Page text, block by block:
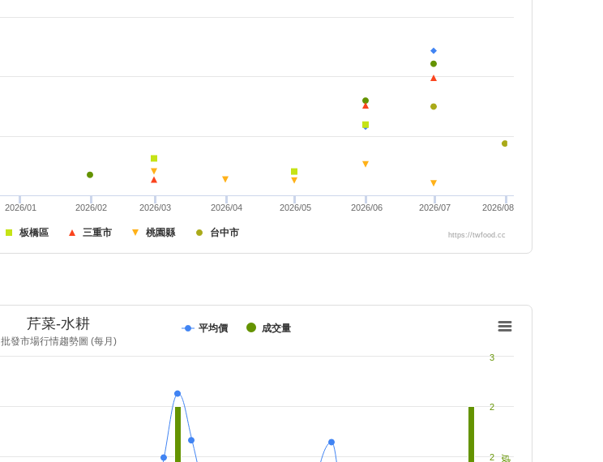
板橋區 三重市 桃園縣 台中市
2026/01 2026/02 2026/03 2026/04 2026/05 2026/06 2026/07 2026/08
https://twfood.cc
芹菜-水耕
批發市場行情趨勢圖 (每月)
平均價 成交量
2
2
3